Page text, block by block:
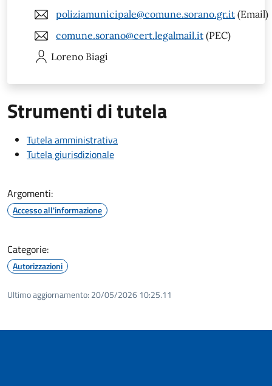
poliziamunicipale@comune.sorano.gr.it (Email)
comune.sorano@cert.legalmail.it (PEC)
Loreno Biagi
Strumenti di tutela
Tutela amministrativa
Tutela giurisdizionale
Argomenti:
Accesso all'informazione
Categorie:
Autorizzazioni
Ultimo aggiornamento: 20/05/2026 10:25.11